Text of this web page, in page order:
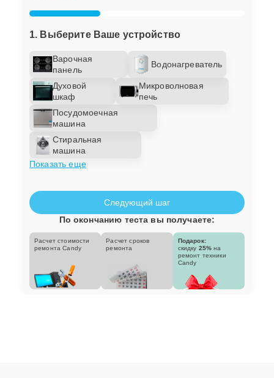
1. Выберите Ваше устройство
Варочная
панель
Водонагреватель
Духовой
шкаф
Микроволновая
печь
Посудомоечная
машина
Стиральная
машина
Показать еще
Следующий шаг
По окончанию теста вы получаете:
Расчет стоимости
ремонта Candy
Расчет сроков
ремонта
Подарок:
скидку 25% на
ремонт техники
Candy